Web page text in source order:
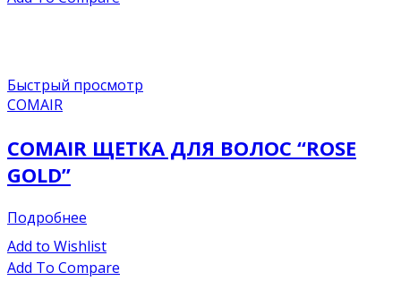
Быстрый просмотр
COMAIR
COMAIR ЩЕТКА ДЛЯ ВОЛОС “ROSE
GOLD”
Подробнее
Add to Wishlist
Add To Compare